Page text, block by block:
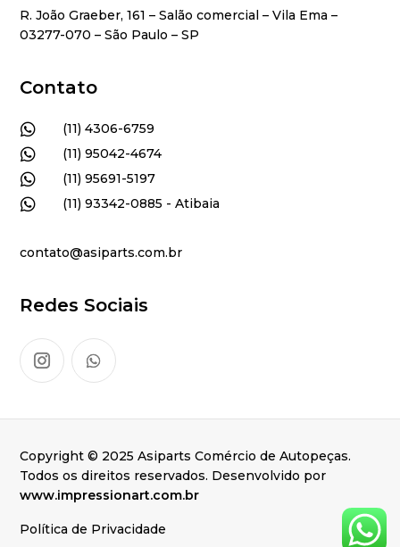
R. João Graeber, 161 – Salão comercial – Vila Ema –
03277-070 – São Paulo – SP
Contato
 (11) 4306-6759
 (11) 95042-4674
 (11) 95691-5197
 (11) 93342-0885 - Atibaia
contato@asiparts.com.br
Redes Sociais
Copyright © 2025 Asiparts Comércio de Autopeças.
Todos os direitos reservados. Desenvolvido por
www.impressionart.com.br
Política de Privacidade